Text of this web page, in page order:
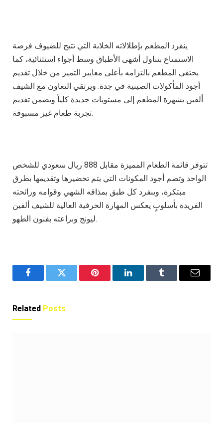
ينفرد المطعم بإطلالاته الخلابة التي تتيح للضيوف فرصة
الاستمتاع بتناول أشهى الأطباق وسط أجواء استثنائية، كما
يحتفي المطعم بالتزامه بأعلى معايير التميز من خلال تقديم
أجود المأكولات الصينية في جدة. ويرتقي التعاون مع الشيف
ألفين بشهرة المطعم إلى مستويات جديدة كلياً ويضمن تقديم
تجربة طعام غير مسبوقة.
تتوفر قائمة الطعام المميزة مقابل 888 ريال سعودي للشخص
الواحد وتضم أجود المكونات التي يتم تحضيرها وتقديمها بطرق
مبتكرة، وينفرد كل طبق بمذاقه الشهي وقوامه ورائحته
الفريدة بأسلوبٍ يعكس المهارة الحرفية العالية للشيف ألفين
ليونج وبراعته بفنون الطهو.
FacebookTwitter Pinterest LinkedInTumblr Email
Related Posts